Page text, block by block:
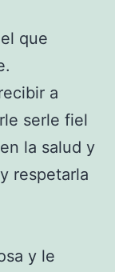
que
a
serle fiel
la salud y
respetarla
y le